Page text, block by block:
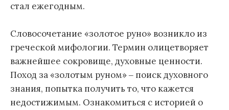
стал ежегодным.
Словосочетание «золотое руно» возникло из
греческой мифологии. Термин олицетворяет
важнейшее сокровище, духовные ценности.
Поход за «золотым руном» ‒ поиск духовного
знания, попытка получить то, что кажется
недостижимым. Ознакомиться с историей о